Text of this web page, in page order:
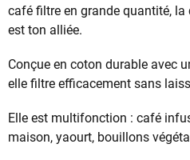
café filtre en grande quantité,
est ton alliée.
Conçue en coton durable avec
elle filtre efficacement sans
Elle est multifonction : café
maison, yaourt, bouillons